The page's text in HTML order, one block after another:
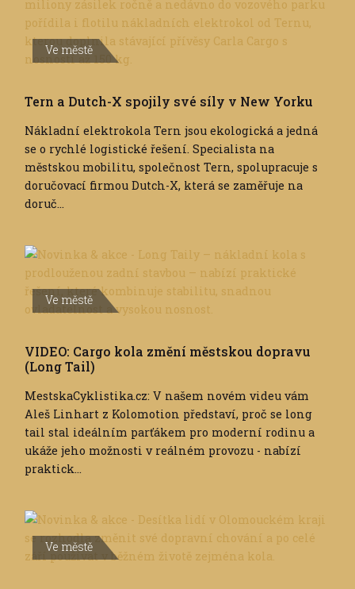
Ve městě
Tern a Dutch-X spojily své síly v New Yorku
Nákladní elektrokola Tern jsou ekologická a jedná
se o rychlé logistické řešení. Specialista na
městskou mobilitu, společnost Tern, spolupracuje s
doručovací firmou Dutch-X, která se zaměřuje na
doruč...
Ve městě
VIDEO: Cargo kola změní městskou dopravu
(Long Tail)
MestskaCyklistika.cz: V našem novém videu vám
Aleš Linhart z Kolomotion představí, proč se long
tail stal ideálním parťákem pro moderní rodinu a
ukáže jeho možnosti v reálném provozu - nabízí
praktick...
Ve městě